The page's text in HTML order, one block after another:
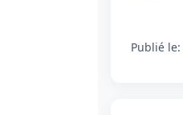
Publié le: